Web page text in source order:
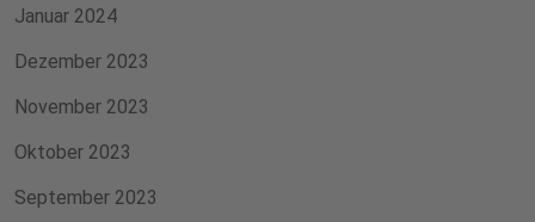
Januar 2024
Dezember 2023
November 2023
Oktober 2023
September 2023